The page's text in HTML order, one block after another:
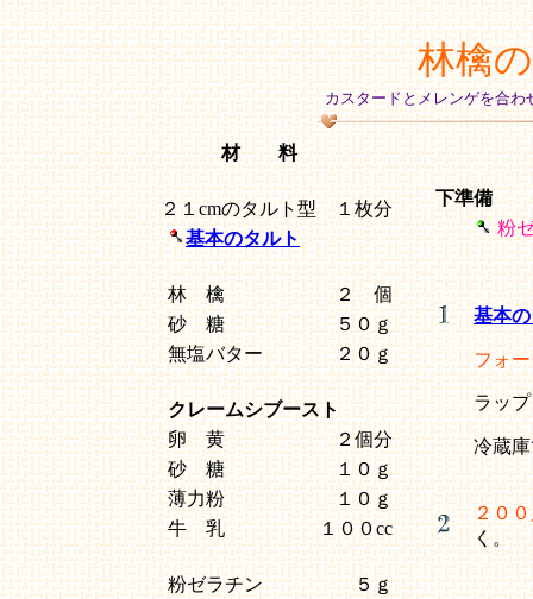
林檎
カスタードとメレンゲを合
材 料
２１cmのタルト型 １枚分
基本のタルト
林 檎
２ 個
砂 糖
５０ｇ
無塩バター
２０ｇ
クレームシブースト
卵 黄
２個分
砂 糖
１０ｇ
薄力粉
１０ｇ
牛 乳
１００cc
粉ゼラチン
５ｇ
下準備
粉
基本
フォ
ラッ
冷蔵
２０
く。